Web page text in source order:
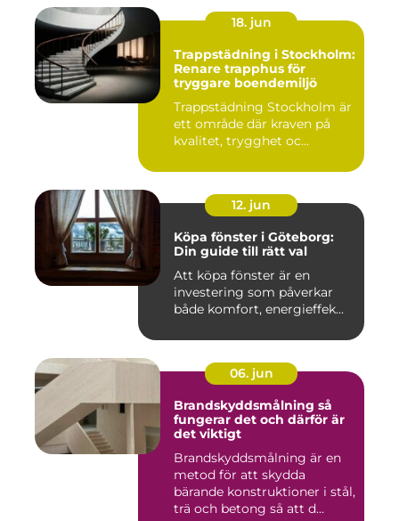
18. jun
Trappstädning i Stockholm:
Renare trapphus för
tryggare boendemiljö
Trappstädning Stockholm är
ett område där kraven på
kvalitet, trygghet oc...
12. jun
Köpa fönster i Göteborg:
Din guide till rätt val
Att köpa fönster är en
investering som påverkar
både komfort, energieffek...
06. jun
Brandskyddsmålning så
fungerar det och därför är
det viktigt
Brandskyddsmålning är en
metod för att skydda
bärande konstruktioner i stål,
trä och betong så att d...